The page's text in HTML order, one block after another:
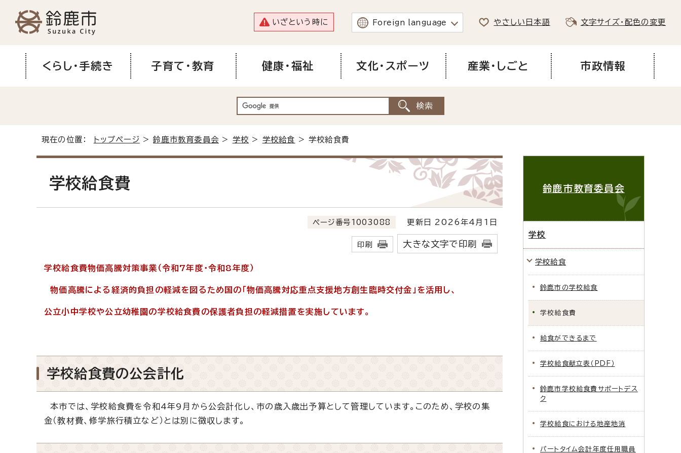
いざという時に Foreign language やさしい日本語 文字サイズ・配色の変更
くらし・手続き 子育て・教育 健康・福祉 文化・スポーツ 産業・しごと 市政情報
現在の位置： トップページ >鈴鹿市教育委員会 > 学校 > 学校給食 > 学校給食費
学校給食費
ページ番号1003088 更新日 2026年4月1日
印刷 大きな文字で印刷
学校給食費物価高騰対策事業（令和7年度・令和8年度）
物価高騰による経済的負担の軽減を図るため国の「物価高騰対応重点支援地方創生臨時交付金」を活用し、
公立小中学校や公立幼稚園の学校給食費の保護者負担の軽減措置を実施しています。
学校給食費の公会計化
本市では、学校給食費を令和4年9月から公会計化し、市の歳入歳出予算として管理しています。このため、学校の集
金（教材費、修学旅行積立など）とは別に徴収します。
鈴鹿市教育委員会
学校
学校給食
鈴鹿市の学校給食
学校給食費
給食ができるまで
学校給食献立表（PDF）
鈴鹿市学校給食費サポートデス
ク
学校給食における地産地消
パートタイム会計年度任用職員